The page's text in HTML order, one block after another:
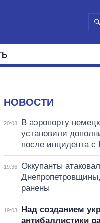
НОВОСТИ
20:08
В аэропорту
установили
после инцидента
19:36
Оккупанты
ранены
19:03
Над созданием
антибаллистики